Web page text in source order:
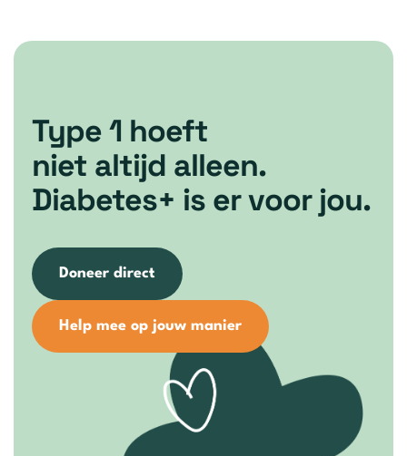
Type 1 hoeft
niet altijd alleen.
Diabetes+ is er voor jou.
Doneer direct
Help mee op jouw manier